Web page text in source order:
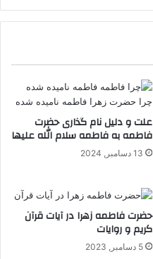
علت و دلیل نام گذاری حضرت
فاطمه به فاطمه سلام الله علیها
13 دسامبر, 2024
حضرت فاطمه زهرا در آیات قرآن
کریم و روایات
5 دسامبر, 2023